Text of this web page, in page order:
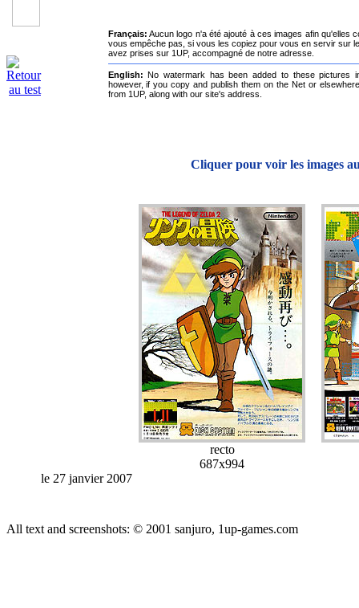
Français: Aucun logo n'a été ajouté à ces images afin qu'elles
vous empêche pas, si vous les copiez pour vous en servir sur
avez prises sur 1UP, accompagné de notre adresse.
English: No watermark has been added to these pictures
however, if you copy and publish them on the Net or
from 1UP, along with our site's address.
Cliquer pour voir les images
recto
687x994
le 27 janvier 2007
All text and screenshots: © 2001 sanjuro, 1up-games.com